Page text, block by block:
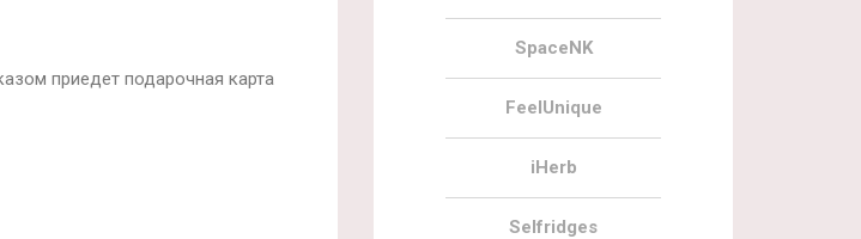
приедет подарочная карта
SpaceNK
FeelUnique
iHerb
Selfridges